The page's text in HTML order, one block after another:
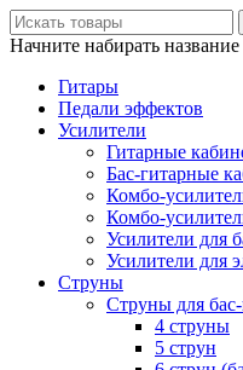
Начните набирать
Гитары
Педали эффектов
Усилители
Гитарные
Бас-гитарные
Комбо-
Комбо-
Усилители для
Усилители для
Струны
Струны для
4 струны
5 струн